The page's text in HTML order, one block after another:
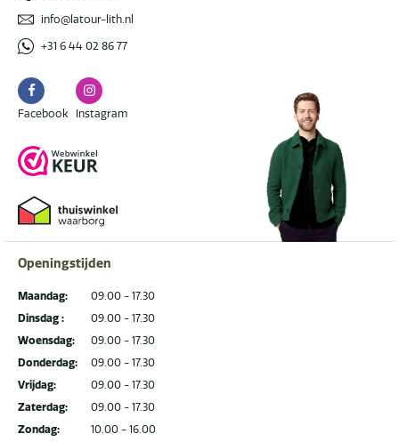
info@latour-lith.nl
+31 6 44 02 86 77
Facebook
Facebook
Instagram
Instagram
Openingstijden
Maandag:
Dinsdag :
Woensdag:
Donderdag:
Vrijdag:
Zaterdag:
Zondag:
09.00 - 17.30
09.00 - 17.30
09.00 - 17.30
09.00 - 17.30
09.00 - 17.30
09.00 - 17.30
10.00 - 16.00